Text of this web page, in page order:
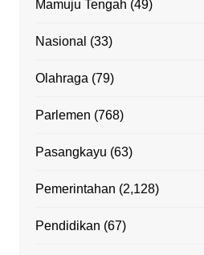
Mamuju Tengah (49)
Nasional (33)
Olahraga (79)
Parlemen (768)
Pasangkayu (63)
Pemerintahan (2,128)
Pendidikan (67)